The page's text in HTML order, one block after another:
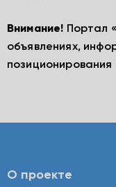
Внимание! Портал
объявлениях,
позиционирования
О проекте